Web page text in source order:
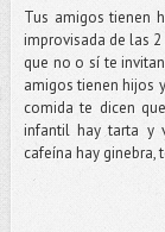
Tus amigos tienen
improvisada de las
que no o sí te
amigos tienen hijos
comida te dicen
infantil hay tarta y
cafeína hay ginebra,